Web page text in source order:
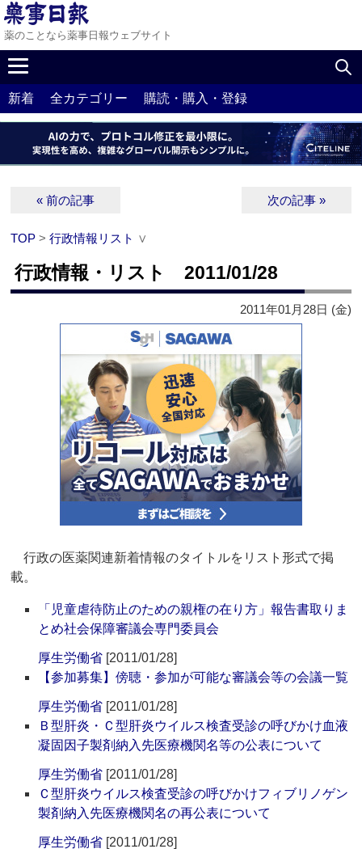
薬のことなら薬事日報ウェブサイト
新着 全カテゴリー 購読・購入・登録
« 前の記事 次の記事 »
TOP >行政情報リスト ∨
行政情報・リスト 2011/01/28
2011年01月28日 (金)
行政の医薬関連新着情報のタイトルをリスト形式で掲
載。
「児童虐待防止のための親権の在り方」報告書取りま
とめ社会保障審議会専門委員会
厚生労働省 [2011/01/28]
【参加募集】傍聴・参加が可能な審議会等の会議一覧
厚生労働省 [2011/01/28]
Ｂ型肝炎・Ｃ型肝炎ウイルス検査受診の呼びかけ血液
凝固因子製剤納入先医療機関名等の公表について
厚生労働省 [2011/01/28]
Ｃ型肝炎ウイルス検査受診の呼びかけフィブリノゲン
製剤納入先医療機関名の再公表について
厚生労働省 [2011/01/28]